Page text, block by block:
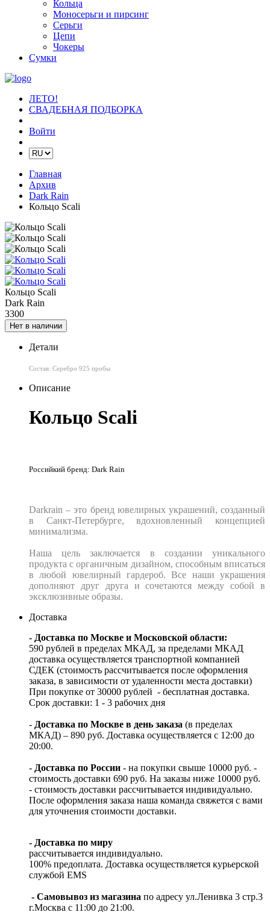
Кольца
Моносерьги и пирсинг
Серьги
Цепи
Чокеры
Сумки
ЛЕТО!
СВАДЕБНАЯ ПОДБОРКА
Войти
Главная
Архив
Dark Rain
Кольцо Scali
Кольцо Scali
Dark Rain
3300
Нет в наличии
Детали
Состав: Серебро 925 пробы
Описание
Кольцо Scali
Российкий бренд: Dark Rain
Darkrain – это бренд ювелирных украшений, созданный
в Санкт-Петербурге, вдохновленный концепцией
минимализма.
Наша цель заключается в создании уникального
продукта с органичным дизайном, способным вписаться
в любой ювелирный гардероб. Все наши украшения
дополняют друг друга и сочетаются между собой в
эксклюзивные образы.
Доставка
- Доставка по Москве и Московской области:
590 рублей в пределах МКАД, за пределами МКАД
доставка осуществляется транспортной компанией
СДЕК (стоимость рассчитывается после оформления
заказа, в зависимости от удаленности места доставки)
При покупке от 30000 рублей - бесплатная доставка.
Срок доставки: 1 - 3 рабочих дня
- Доставка по Москве в день заказа (в пределах
МКАД) – 890 руб. Доставка осуществляется с 12:00 до
20:00.
- Доставка по России - на покупки свыше 10000 руб. -
стоимость доставки 690 руб. На заказы ниже 10000 руб.
- стоимость доставки рассчитывается индивидуально.
После оформления заказа наша команда свяжется с вами
для уточнения стоимости доставки.
- Доставка по миру
рассчитывается индивидуально.
100% предоплата. Доставка осуществляется курьерской
службой EMS
- Самовывоз из магазина по адресу ул.Ленивка 3 стр.3
г.Москва с 11:00 до 21:00.